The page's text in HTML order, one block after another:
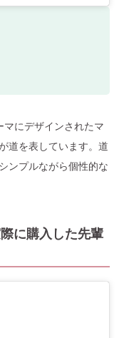
にデザインされたマ
道を表しています。道
ンプルながら個性的な
に購入した先輩